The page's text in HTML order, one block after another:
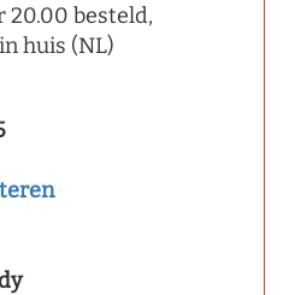
20.00 besteld,
huis (NL)